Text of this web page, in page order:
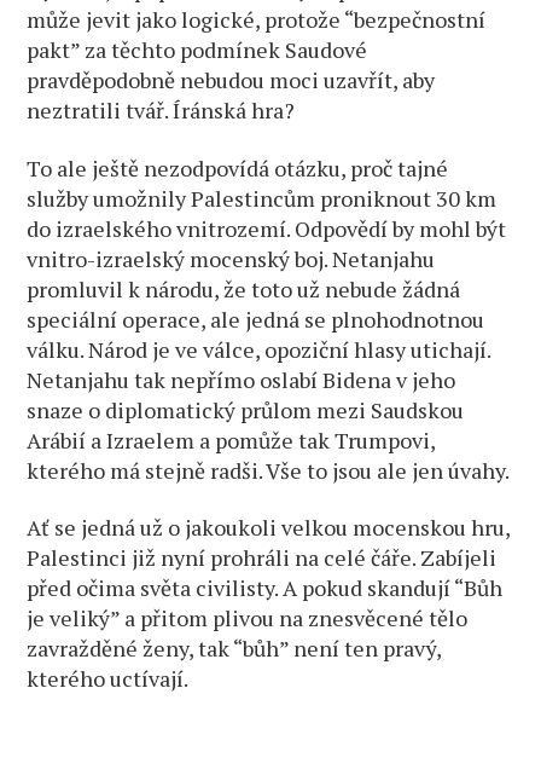
může jevit jako logické, protože “bezpečnostní
pakt” za těchto podmínek Saudové
pravděpodobně nebudou moci uzavřít, aby
neztratili tvář. Íránská hra?
To ale ještě nezodpovídá otázku, proč tajné
služby umožnily Palestincům proniknout 30 km
do izraelského vnitrozemí. Odpovědí by mohl být
vnitro-izraelský mocenský boj. Netanjahu
promluvil k národu, že toto už nebude žádná
speciální operace, ale jedná se plnohodnotnou
válku. Národ je ve válce, opoziční hlasy utichají.
Netanjahu tak nepřímo oslabí Bidena v jeho
snaze o diplomatický průlom mezi Saudskou
Arábií a Izraelem a pomůže tak Trumpovi,
kterého má stejně radši. Vše to jsou ale jen úvahy.
Ať se jedná už o jakoukoli velkou mocenskou hru,
Palestinci již nyní prohráli na celé čáře. Zabíjeli
před očima světa civilisty. A pokud skandují “Bůh
je veliký” a přitom plivou na znesvěcené tělo
zavražděné ženy, tak “bůh” není ten pravý,
kterého uctívají.